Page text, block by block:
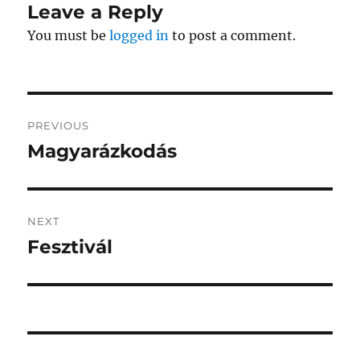
Leave a Reply
You must belogged in to post a comment.
navigation
PREVIOUS
Previous
Magyarázkodás
NEXT
Next
Fesztivál